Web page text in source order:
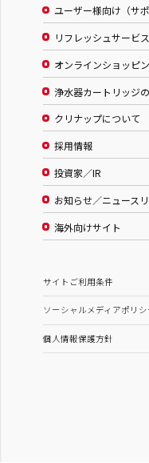
ユーザー様向け（サ
リフレッシュサービス
オンラインショッピ
浄水器カートリッジ
クリナップについて
採用情報
投資家／IR
お知らせ／ニュース
海外向けサイト
サイトご利用条件
ソーシャルメディアポリシ
個人情報保護方針